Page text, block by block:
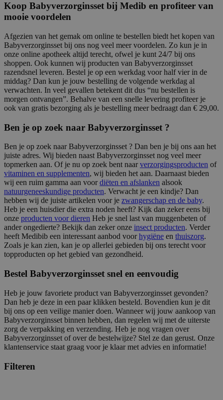
Koop Babyverzorginsset bij Medib en profiteer van
mooie voordelen
Afgezien van het gemak om online te bestellen biedt het kopen van
Babyverzorginsset bij ons nog veel meer voordelen. Zo kun je in
onze online apotheek altijd terecht, ofwel je kunt 24/7 bij ons
shoppen. Ook kunnen wij producten van Babyverzorginsset
razendsnel leveren. Bestel je op een werkdag voor half vier in de
middag? Dan kun je jouw bestelling de volgende werkdag al
verwachten. In veel gevallen betekent dit dus “nu bestellen is
morgen ontvangen”. Behalve van een snelle levering profiteer je
ook van gratis bezorging als je bestelling meer bedraagt dan € 29,00.
Ben je op zoek naar Babyverzorginsset ?
Ben je op zoek naar Babyverzorginsset ? Dan ben je bij ons aan het
juiste adres. Wij bieden naast Babyverzorginsset nog veel meer
topmerken aan. Of je nu op zoek bent naarverzorgingsproducten of
vitaminen en supplementen, wij bieden het aan. Daarnaast bieden
wij een ruim gamma aan voordiëten en afslanken alsook
natuurgeneeskundige producten. Verwacht je een kindje? Dan
hebben wij de juiste artikelen voor je zwangerschap en de baby.
Heb je een huisdier die extra noden heeft? Kijk dan zeker eens bij
onze producten voor dieren Heb je snel last van muggenbeten of
ander ongedierte? Bekijk dan zeker onze insect producten. Verder
heeft Medibib een interessant aanbod voorhygiëne en thuiszorg.
Zoals je kan zien, kan je op allerlei gebieden bij ons terecht voor
topproducten op het gebied van gezondheid.
Bestel Babyverzorginsset snel en eenvoudig
Heb je jouw favoriete product van Babyverzorginsset gevonden?
Dan heb je deze in een paar klikken besteld. Bovendien kun je dit
bij ons op een veilige manier doen. Wanneer wij jouw aankoop van
Babyverzorginsset binnen hebben, dan regelen wij met de uiterste
zorg de verpakking en verzending. Heb je nog vragen over
Babyverzorginsset of over de bestelwijze? Stel ze dan gerust. Onze
klantenservice staat graag voor je klaar met advies en informatie!
Filteren